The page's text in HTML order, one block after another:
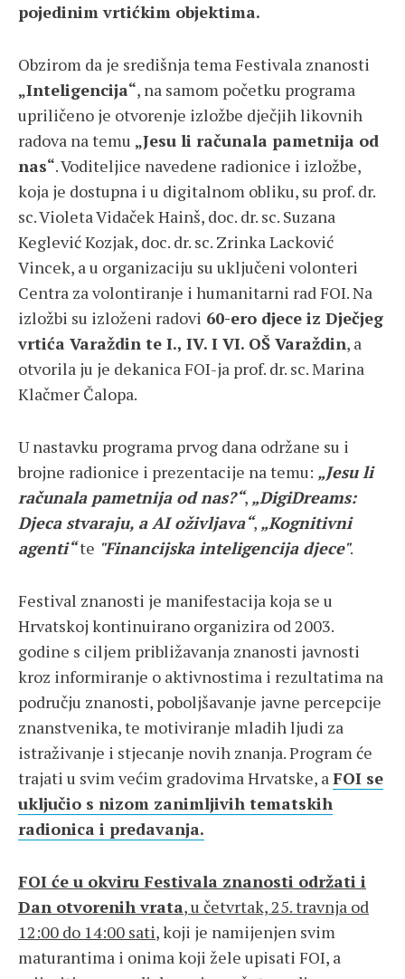
pojedinim vrtićkim objektima.
Obzirom da je središnja tema Festivala znanosti
„Inteligencija“, na samom početku programa
upriličeno je otvorenje izložbe dječjih likovnih
radova na temu „Jesu li računala pametnija od
nas“. Voditeljice navedene radionice i izložbe,
koja je dostupna i u digitalnom obliku, su prof. dr.
sc. Violeta Vidaček Hainš, doc. dr. sc. Suzana
Keglević Kozjak, doc. dr. sc. Zrinka Lacković
Vincek, a u organizaciju su uključeni volonteri
Centra za volontiranje i humanitarni rad FOI. Na
izložbi su izloženi radovi 60-ero djece iz Dječjeg
vrtića Varaždin te I., IV. I VI. OŠ Varaždin, a
otvorila ju je dekanica FOI-ja prof. dr. sc. Marina
Klačmer Čalopa.
U nastavku programa prvog dana održane su i
brojne radionice i prezentacije na temu: „Jesu li
računala pametnija od nas?“, „DigiDreams:
Djeca stvaraju, a AI oživljava“, „Kognitivni
agenti“te "Financijska inteligencija djece".
Festival znanosti je manifestacija koja se u
Hrvatskoj kontinuirano organizira od 2003.
godine s ciljem približavanja znanosti javnosti
kroz informiranje o aktivnostima i rezultatima na
području znanosti, poboljšavanje javne percepcije
znanstvenika, te motiviranje mladih ljudi za
istraživanje i stjecanje novih znanja. Program će
trajati u svim većim gradovima Hrvatske, aFOI se
uključio s nizom zanimljivih tematskih
radionica i predavanja.
FOI će u okviru Festivala znanosti održati i
Dan otvorenih vrata, u četvrtak, 25. travnja od
12:00 do 14:00 sati, koji je namijenjen svim
maturantima i onima koji žele upisati FOI, a